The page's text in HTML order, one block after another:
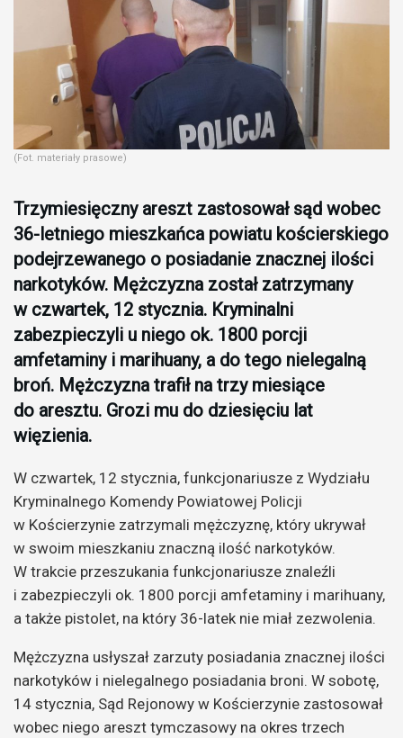
(Fot. materiały prasowe)
Trzymiesięczny areszt zastosował sąd wobec
36-letniego mieszkańca powiatu kościerskiego
podejrzewanego o posiadanie znacznej ilości
narkotyków. Mężczyzna został zatrzymany
w czwartek, 12 stycznia. Kryminalni
zabezpieczyli u niego ok. 1800 porcji
amfetaminy i marihuany, a do tego nielegalną
broń. Mężczyzna trafił na trzy miesiące
do aresztu. Grozi mu do dziesięciu lat
więzienia.
W czwartek, 12 stycznia, funkcjonariusze z Wydziału
Kryminalnego Komendy Powiatowej Policji
w Kościerzynie zatrzymali mężczyznę, który ukrywał
w swoim mieszkaniu znaczną ilość narkotyków.
W trakcie przeszukania funkcjonariusze znaleźli
i zabezpieczyli ok. 1800 porcji amfetaminy i marihuany,
a także pistolet, na który 36-latek nie miał zezwolenia.
Mężczyzna usłyszał zarzuty posiadania znacznej ilości
narkotyków i nielegalnego posiadania broni. W sobotę,
14 stycznia, Sąd Rejonowy w Kościerzynie zastosował
wobec niego areszt tymczasowy na okres trzech